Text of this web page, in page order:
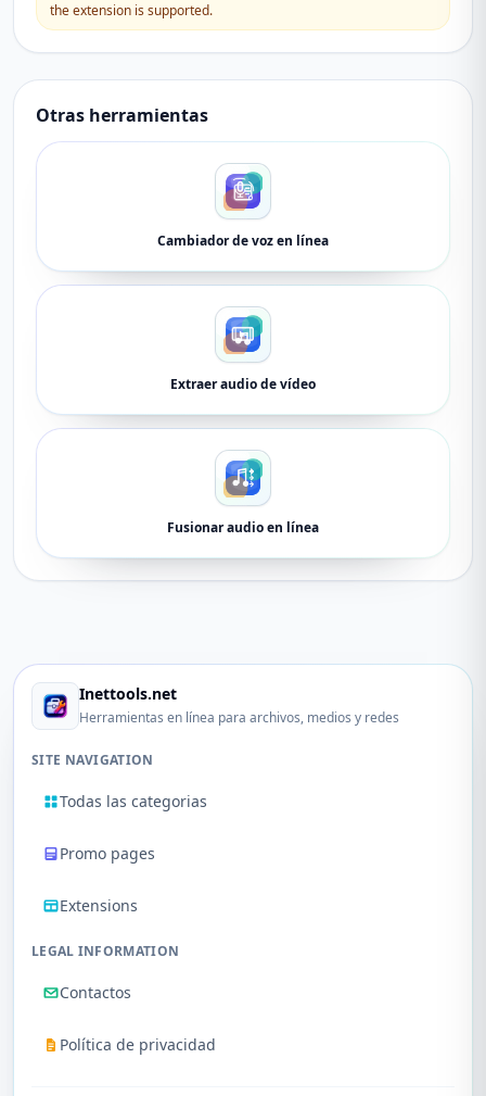
the extension is supported.
Otras herramientas
Cambiador de voz en línea
Extraer audio de vídeo
Fusionar audio en línea
Inettools.net
Herramientas en línea para archivos, medios y redes
SITE NAVIGATION
Todas las categorias
Promo pages
Extensions
LEGAL INFORMATION
Contactos
Política de privacidad